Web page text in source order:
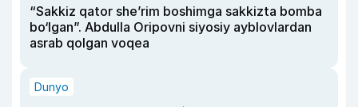
“Sakkiz qator she’rim boshimga sakkizta bomba
bo‘lgan”. Abdulla Oripovni siyosiy ayblovlardan
asrab qolgan voqea
Dunyo